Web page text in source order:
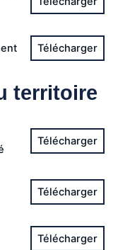
territoire